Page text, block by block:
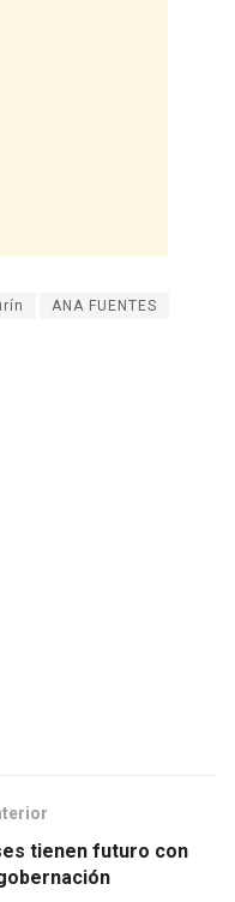
ANA FUENTES
tienen futuro con